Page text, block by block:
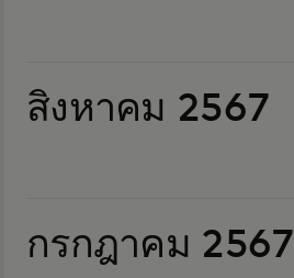
สิงหาคม 2567
กรกฎาคม 2567